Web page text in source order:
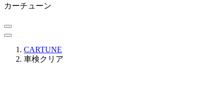
カーチューン
CARTUNE
車検クリア